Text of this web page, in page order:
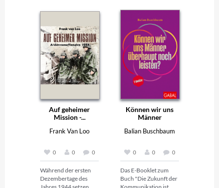
Auf geheimer
Mission -...
Frank Van Loo
0 0 0
Während der ersten
Dezembertage des
Können wir uns
Männer
Balian Buschbaum
0 0 0
Das E-Booklet zum
Buch "Die Zukunft der